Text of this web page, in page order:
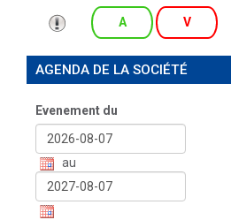
A V
AGENDA DE LA SOCIÉTÉ
Evenement du
au